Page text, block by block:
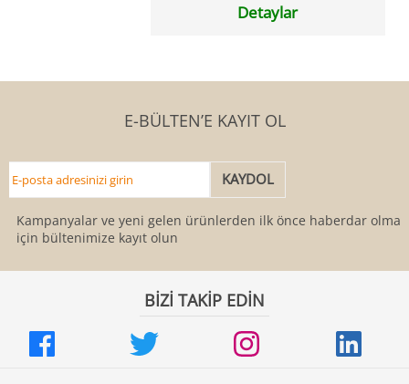
Detaylar
E-BÜLTEN’E KAYIT OL
Kampanyalar ve yeni gelen ürünlerden ilk önce haberdar olmak
için bültenimize kayıt olun
BİZİ TAKİP EDİN